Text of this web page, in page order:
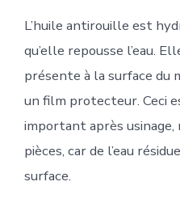
L’huile antirouille est
qu’elle repousse l’eau.
présente à la surface du
un film protecteur. Ceci
important après
pièces, car de l’eau
surface.